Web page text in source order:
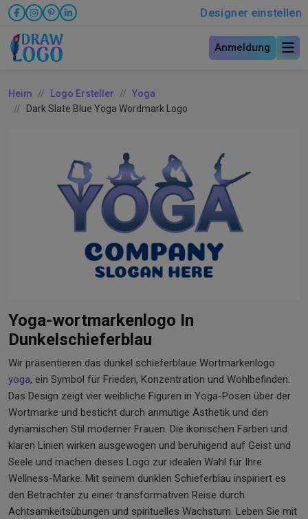
Designer einstellen
Anmeldung
Heim Logo Ersteller
Yoga
Dark Slate Blue Yoga Wordmark Logo
Yoga-wortmarkenlogo In
Dunkelschieferblau
Wir präsentieren das dunkel schieferblaue Wortmarkenlogo
yoga, ein Symbol für Frieden, Konzentration und Wohlbefinden.
Das Design zeigt vier weibliche Figuren in Yoga-Posen über der
Wortmarke und besticht durch anmutige Ästhetik und den
dynamischen Stil moderner Frauen. Die ikonischen Farben und
klaren Linien wirken ausgewogen und beruhigend auf Geist und
Seele und machen dieses Logo zur idealen Wahl für Ihre
Wellness-Marke. Mit seinem dunklen Schieferblau inspiriert es
den Betrachter zu einer transformativen Reise durch
Achtsamkeitsübungen und spirituelles Wachstum. Leben Sie mit